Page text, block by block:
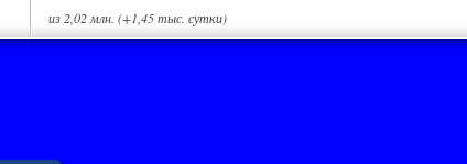
из 2,02 млн. (+1,45 тыс. сутки)